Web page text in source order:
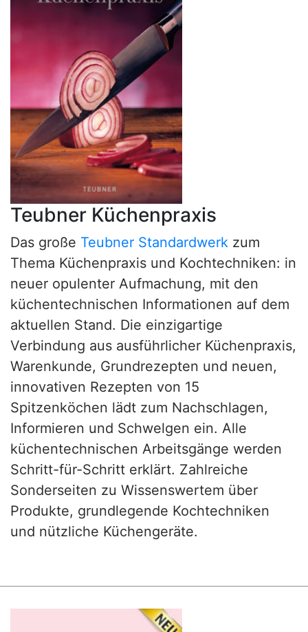
Teubner Küchenpraxis
Das große Teubner Standardwerk zum
Thema Küchenpraxis und Kochtechniken: in
neuer opulenter Aufmachung, mit den
küchentechnischen Informationen auf dem
aktuellen Stand. Die einzigartige
Verbindung aus ausführlicher Küchenpraxis,
Warenkunde, Grundrezepten und neuen,
innovativen Rezepten von 15
Spitzenköchen lädt zum Nachschlagen,
Informieren und Schwelgen ein. Alle
küchentechnischen Arbeitsgänge werden
Schritt-für-Schritt erklärt. Zahlreiche
Sonderseiten zu Wissenswertem über
Produkte, grundlegende Kochtechniken
und nützliche Küchengeräte.